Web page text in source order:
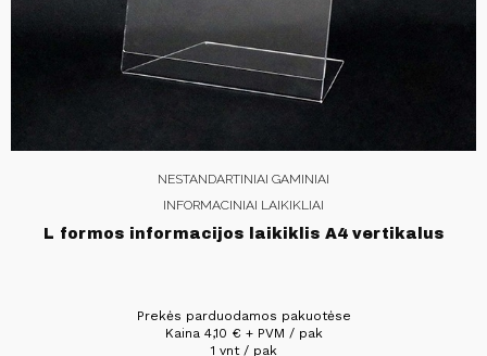
NESTANDARTINIAI GAMINIAI
INFORMACINIAI LAIKIKLIAI
L formos informacijos laikiklis A4 vertikalus
Prekės parduodamos pakuotėse
Kaina 4,10 €+ PVM / pak
1 vnt / pak